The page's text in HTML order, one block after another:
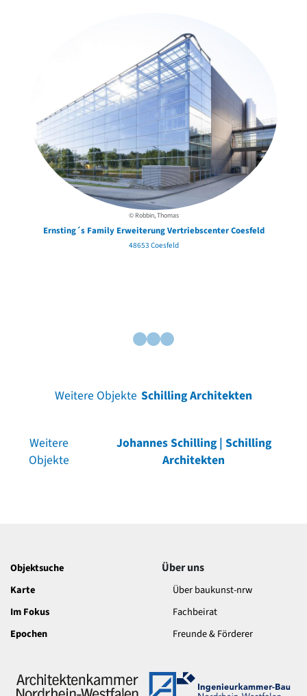
© Robbin, Thomas
Ernsting´s Family Erweiterung Vertriebscenter Coesfeld
48653 Coesfeld
Weitere Objekte Schilling Architekten
Weitere
Objekte
Johannes Schilling | Schilling
Architekten
Objektsuche
Karte
Im Fokus
Epochen
Über uns
Über baukunst-nrw
Fachbeirat
Freunde & Förderer